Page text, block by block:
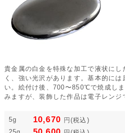
貴金属の白金を特殊な加工で液状にし
く、強い光沢があります。基本的には
い。絵付け後、700〜850℃で焼成し
みますが、装飾した作品は電子レンジ
5g 10,670 円 (税込)